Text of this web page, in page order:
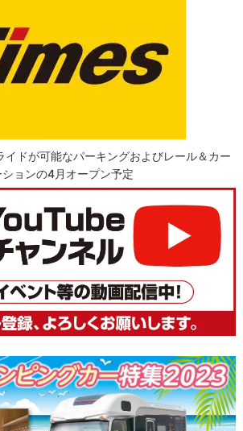
ドが可能なパーキングおよびレール＆カー
ョンの4月オープン予定